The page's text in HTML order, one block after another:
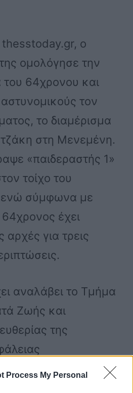
Process My Personal
o
ομολόγησε την
64χρονου και
τον
το διαμέρισμα
στη Μενεμένη.
«παιδεραστής 1»
τοίχο του
ενώ σύμφωνα με
έχει
αρχές για τρεις
αναλάβει το Τμήμα
Ζωής και
της